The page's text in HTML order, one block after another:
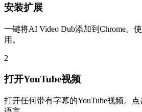
安装扩展
一键将AI Video Dub添加到Chrome。
用。
2
打开YouTube视频
打开任何带有字幕的YouTube视频。